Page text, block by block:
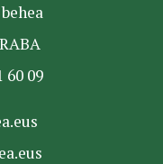
60 09